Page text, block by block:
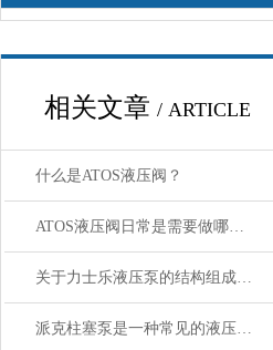
相关文章 / ARTICLE
什么是ATOS液压阀？
ATOS液压阀日常是需要做哪些“体检”
关于力士乐液压泵的结构组成你知道么
派克柱塞泵是一种常见的液压传动设备